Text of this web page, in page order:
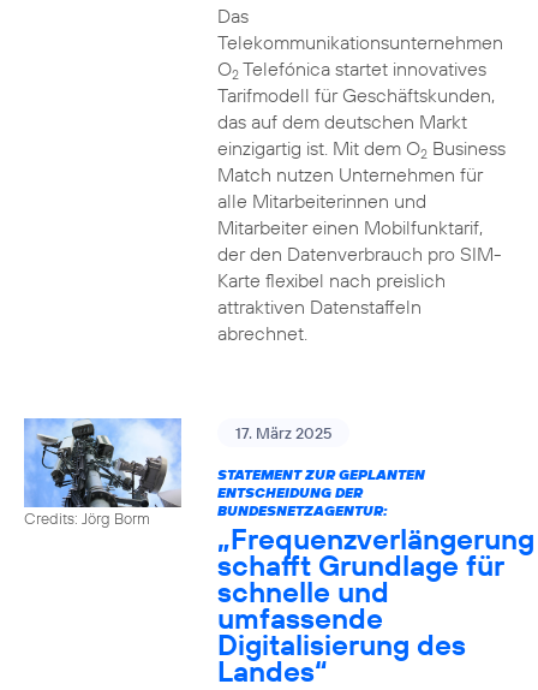
Das
Telekommunikationsunternehmen
O2Telefónica startet innovatives
Tarifmodell für Geschäftskunden,
das auf dem deutschen Markt
einzigartig ist. Mit dem O2Business
Match nutzen Unternehmen für
alle Mitarbeiterinnen und
Mitarbeiter einen Mobilfunktarif,
der den Datenverbrauch pro SIM-
Karte flexibel nach preislich
attraktiven Datenstaffeln
abrechnet.
Credits: Jörg Borm
17. März 2025
STATEMENT ZUR GEPLANTEN
ENTSCHEIDUNG DER
BUNDESNETZAGENTUR:
„Frequenzverlängerung
schafft Grundlage für
schnelle und
umfassende
Digitalisierung des
Landes“